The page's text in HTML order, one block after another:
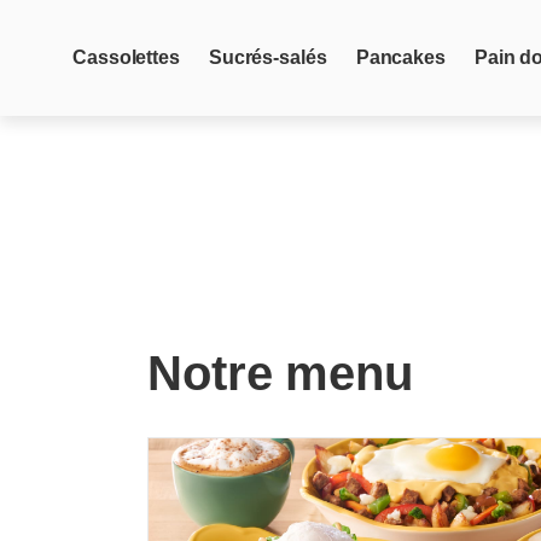
Cassolettes Sucrés-salés Pancakes Pain
Notre menu